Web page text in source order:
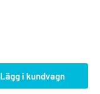
Lägg i kundvagn